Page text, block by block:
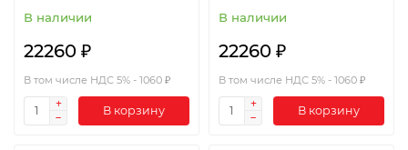
В наличии
22260 ₽
В том числе НДС 5% - 1060 ₽
В корзину
В наличии
22260 ₽
В том числе НДС 5% - 1060 ₽
В корзину